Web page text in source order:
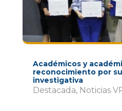
Académicos y
reconocimiento por
investigativa
Destacada, Noticias